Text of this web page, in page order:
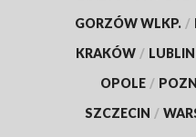
GORZÓW WLKP. /
KRAKÓW / LUBLIN
OPOLE /
SZCZECIN /